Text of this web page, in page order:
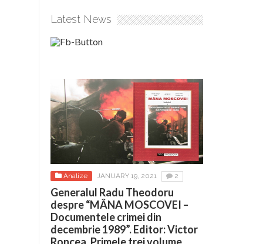
Latest News
Analize JANUARY 19, 2021 2
Generalul Radu Theodoru
despre “MÂNA MOSCOVEI –
Documentele crimei din
decembrie 1989”. Editor: Victor